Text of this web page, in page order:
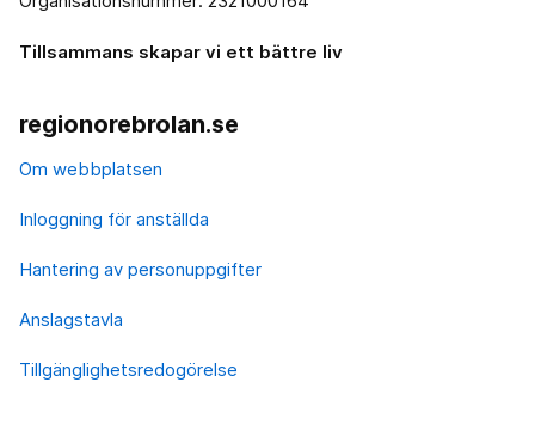
Tillsammans skapar vi ett bättre liv
regionorebrolan.se
Om webbplatsen
Inloggning för anställda
Hantering av personuppgifter
Anslagstavla
Tillgänglighetsredogörelse